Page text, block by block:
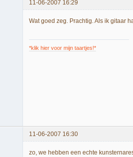
11-06-2007 16:29
Wat goed zeg. Prachtig. Als ik gitaar
*klik hier voor mijn taartjes!*
11-06-2007 16:30
zo, we hebben een echte